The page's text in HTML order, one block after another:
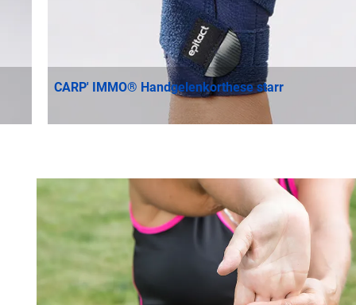
CARP' IMMO® Handgelenkorthese starr